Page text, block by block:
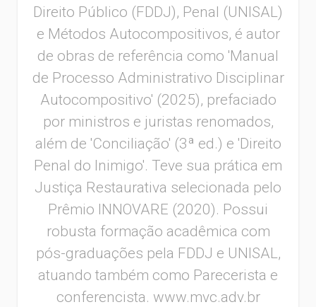
Direito Público (FDDJ), Penal (UNISAL)
e Métodos Autocompositivos, é autor
de obras de referência como 'Manual
de Processo Administrativo Disciplinar
Autocompositivo' (2025), prefaciado
por ministros e juristas renomados,
além de 'Conciliação' (3ª ed.) e 'Direito
Penal do Inimigo'. Teve sua prática em
Justiça Restaurativa selecionada pelo
Prêmio INNOVARE (2020). Possui
robusta formação acadêmica com
pós-graduações pela FDDJ e UNISAL,
atuando também como Parecerista e
conferencista. www.mvc.adv.br